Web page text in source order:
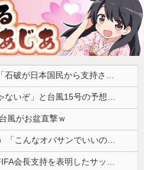
石破前首相を懐かしむ左派、「石破が日本国民から支持されまくっていた」と主張してしまうも……
「近年稀に見るどころの話じゃないぞ」と台風15号の予想進路に困惑する人が多数、偏西風が全く通用していないんだけど……
風がお盆直撃ｗ
【画像】はいだしょうこ（47）「こんなオバサンでいいの…？」
海外「W杯は八百長だった」FIFA会長支持を表明したサッカー協会に海外大騒ぎ！（海外の反応）